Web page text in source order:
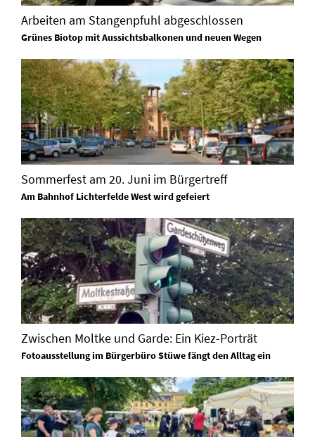
Arbeiten am Stangenpfuhl abgeschlossen
Grünes Biotop mit Aussichtsbalkonen und neuen Wegen
Sommerfest am 20. Juni im Bürgertreff
Am Bahnhof Lichterfelde West wird gefeiert
Zwischen Moltke und Garde: Ein Kiez-Porträt
Fotoausstellung im Bürgerbüro Stüwe fängt den Alltag ein